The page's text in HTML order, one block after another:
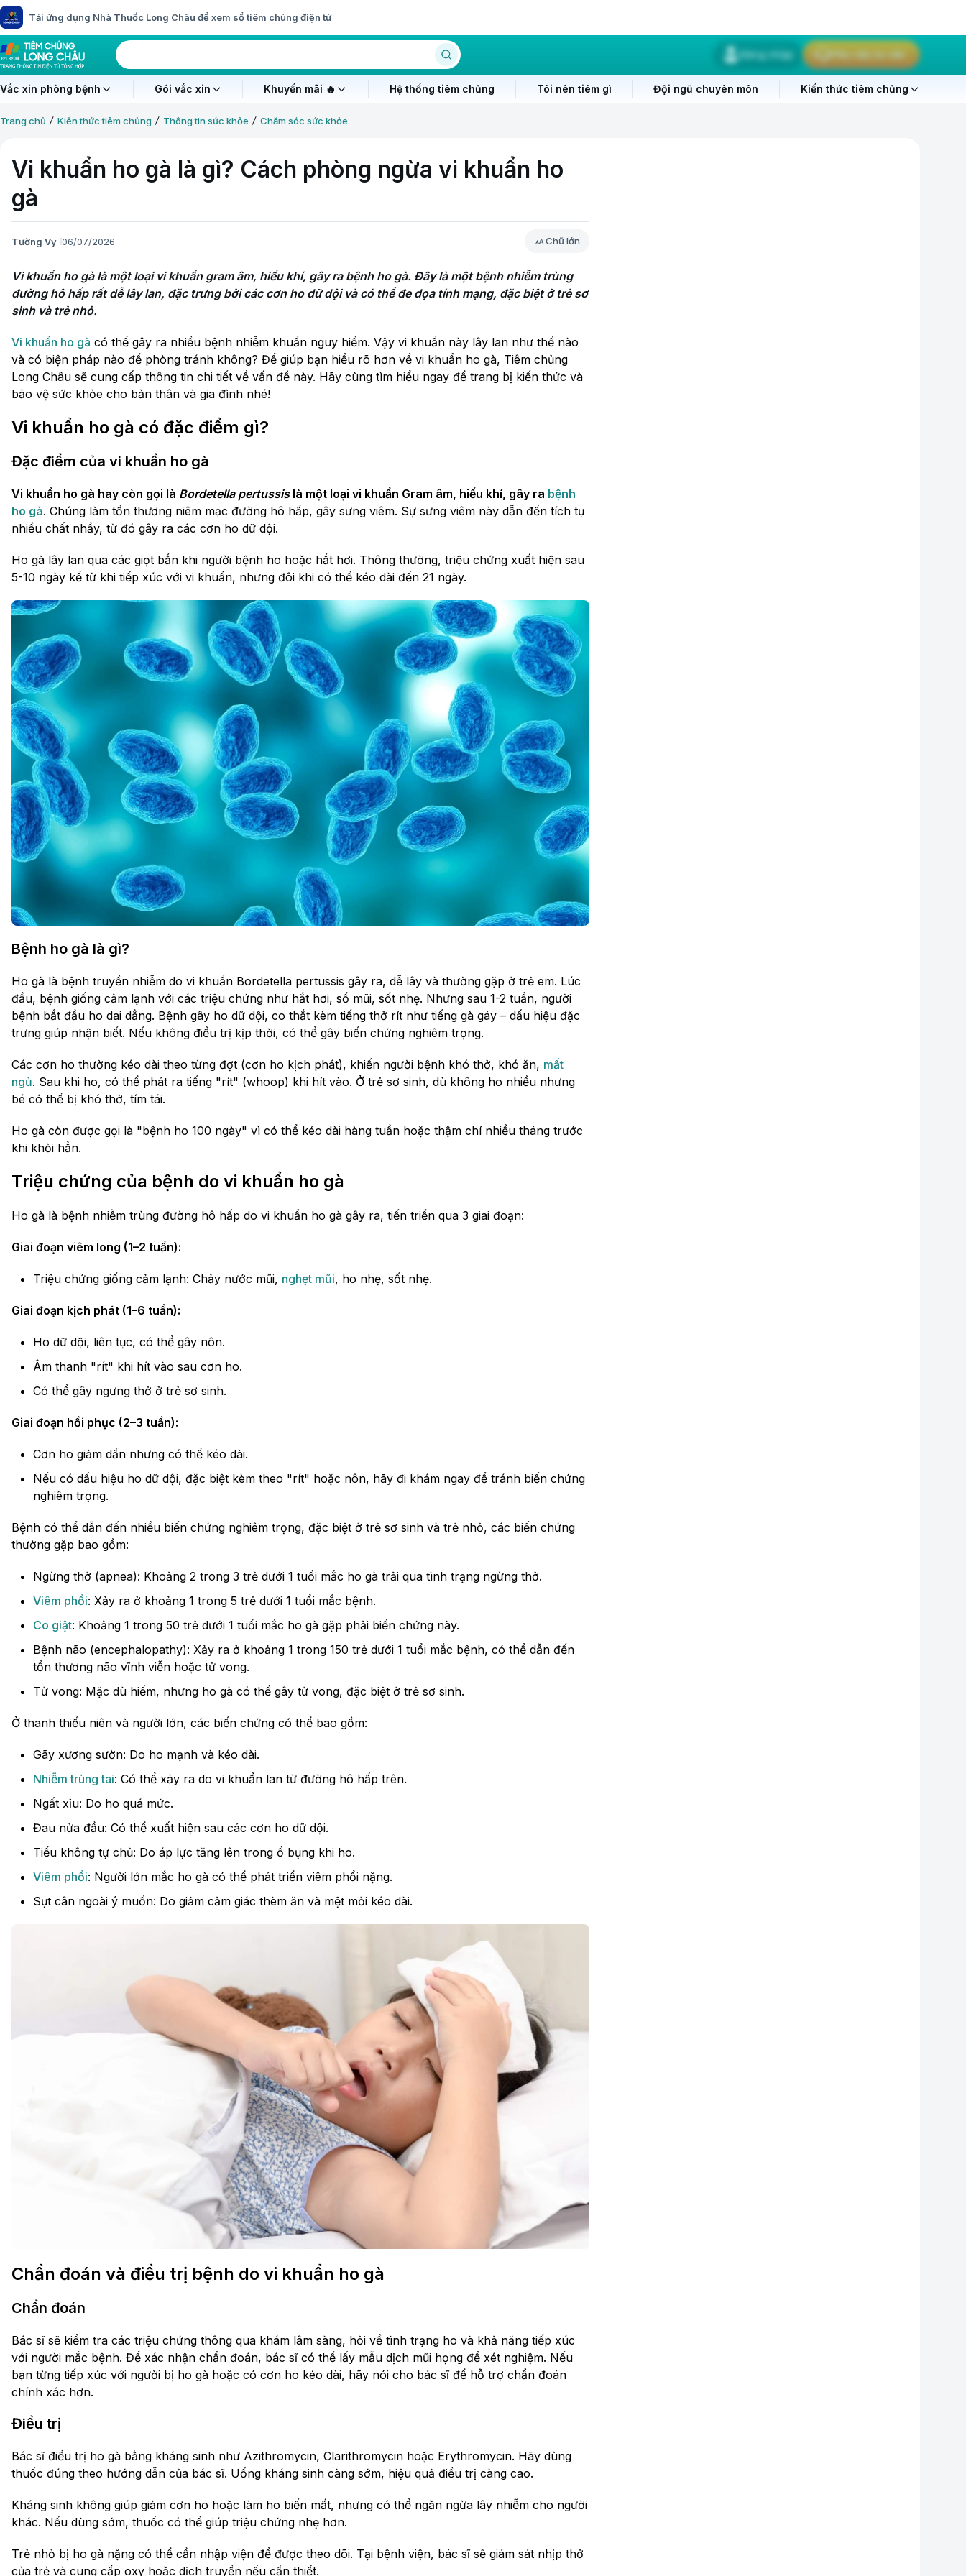
Tải ứng dụng Nhà Thuốc Long Châu để xem sổ tiêm chủng điện tử
Đăng nhập Yêu cầu tư vấn
Vắc xin phòng bệnh Gói vắc xin Khuyến mãi 🔥 Hệ thống tiêm chủng Tôi nên tiêm gì Đội ngũ chuyên môn Kiến thức tiêm chủng
Trang chủ Kiến thức tiêm chủng Thông tin sức khỏe Chăm sóc sức khỏe
Vi khuẩn ho gà là gì? Cách phòng ngừa vi khuẩn ho
gà
Tường Vy 06/07/2026 Chữ lớn
Vi khuẩn ho gà là một loại vi khuẩn gram âm, hiếu khí, gây ra bệnh ho gà. Đây là một bệnh nhiễm trùng
đường hô hấp rất dễ lây lan, đặc trưng bởi các cơn ho dữ dội và có thể đe dọa tính mạng, đặc biệt ở trẻ sơ
sinh và trẻ nhỏ.
Vi khuẩn ho gà có thể gây ra nhiều bệnh nhiễm khuẩn nguy hiểm. Vậy vi khuẩn này lây lan như thế nào
và có biện pháp nào để phòng tránh không? Để giúp bạn hiểu rõ hơn về vi khuẩn ho gà, Tiêm chủng
Long Châu sẽ cung cấp thông tin chi tiết về vấn đề này. Hãy cùng tìm hiểu ngay để trang bị kiến thức và
bảo vệ sức khỏe cho bản thân và gia đình nhé!
Vi khuẩn ho gà có đặc điểm gì?
Đặc điểm của vi khuẩn ho gà
Vi khuẩn ho gà hay còn gọi là Bordetella pertussislà một loại vi khuẩn Gram âm, hiếu khí, gây ra bệnh
ho gà. Chúng làm tổn thương niêm mạc đường hô hấp, gây sưng viêm. Sự sưng viêm này dẫn đến tích tụ
nhiều chất nhầy, từ đó gây ra các cơn ho dữ dội.
Ho gà lây lan qua các giọt bắn khi người bệnh ho hoặc hắt hơi. Thông thường, triệu chứng xuất hiện sau
5-10 ngày kể từ khi tiếp xúc với vi khuẩn, nhưng đôi khi có thể kéo dài đến 21 ngày.
Bệnh ho gà là gì?
Ho gà là bệnh truyền nhiễm do vi khuẩn Bordetella pertussis gây ra, dễ lây và thường gặp ở trẻ em. Lúc
đầu, bệnh giống cảm lạnh với các triệu chứng như hắt hơi, sổ mũi, sốt nhẹ. Nhưng sau 1-2 tuần, người
bệnh bắt đầu ho dai dẳng. Bệnh gây ho dữ dội, co thắt kèm tiếng thở rít như tiếng gà gáy – dấu hiệu đặc
trưng giúp nhận biết. Nếu không điều trị kịp thời, có thể gây biến chứng nghiêm trọng.
Các cơn ho thường kéo dài theo từng đợt (cơn ho kịch phát), khiến người bệnh khó thở, khó ăn, mất
ngủ. Sau khi ho, có thể phát ra tiếng "rít" (whoop) khi hít vào. Ở trẻ sơ sinh, dù không ho nhiều nhưng
bé có thể bị khó thở, tím tái.
Ho gà còn được gọi là "bệnh ho 100 ngày" vì có thể kéo dài hàng tuần hoặc thậm chí nhiều tháng trước
khi khỏi hẳn.
Triệu chứng của bệnh do vi khuẩn ho gà
Ho gà là bệnh nhiễm trùng đường hô hấp do vi khuẩn ho gà gây ra, tiến triển qua 3 giai đoạn:
Giai đoạn viêm long (1–2 tuần):
Triệu chứng giống cảm lạnh: Chảy nước mũi, nghẹt mũi, ho nhẹ, sốt nhẹ.
Giai đoạn kịch phát (1–6 tuần):
Ho dữ dội, liên tục, có thể gây nôn.
Âm thanh "rít" khi hít vào sau cơn ho.
Có thể gây ngưng thở ở trẻ sơ sinh.
Giai đoạn hồi phục (2–3 tuần):
Cơn ho giảm dần nhưng có thể kéo dài.
Nếu có dấu hiệu ho dữ dội, đặc biệt kèm theo "rít" hoặc nôn, hãy đi khám ngay để tránh biến chứng
nghiêm trọng.
Bệnh có thể dẫn đến nhiều biến chứng nghiêm trọng, đặc biệt ở trẻ sơ sinh và trẻ nhỏ, các biến chứng
thường gặp bao gồm:
Ngừng thở (apnea): Khoảng 2 trong 3 trẻ dưới 1 tuổi mắc ho gà trải qua tình trạng ngừng thở.
Viêm phổi: Xảy ra ở khoảng 1 trong 5 trẻ dưới 1 tuổi mắc bệnh.
Co giật: Khoảng 1 trong 50 trẻ dưới 1 tuổi mắc ho gà gặp phải biến chứng này.
Bệnh não (encephalopathy): Xảy ra ở khoảng 1 trong 150 trẻ dưới 1 tuổi mắc bệnh, có thể dẫn đến
tổn thương não vĩnh viễn hoặc tử vong.
Tử vong: Mặc dù hiếm, nhưng ho gà có thể gây tử vong, đặc biệt ở trẻ sơ sinh.
Ở thanh thiếu niên và người lớn, các biến chứng có thể bao gồm:
Gãy xương sườn: Do ho mạnh và kéo dài.
Nhiễm trùng tai: Có thể xảy ra do vi khuẩn lan từ đường hô hấp trên.
Ngất xỉu: Do ho quá mức.
Đau nửa đầu: Có thể xuất hiện sau các cơn ho dữ dội.
Tiểu không tự chủ: Do áp lực tăng lên trong ổ bụng khi ho.
Viêm phổi: Người lớn mắc ho gà có thể phát triển viêm phổi nặng.
Sụt cân ngoài ý muốn: Do giảm cảm giác thèm ăn và mệt mỏi kéo dài.
Chẩn đoán và điều trị bệnh do vi khuẩn ho gà
Chẩn đoán
Bác sĩ sẽ kiểm tra các triệu chứng thông qua khám lâm sàng, hỏi về tình trạng ho và khả năng tiếp xúc
với người mắc bệnh. Để xác nhận chẩn đoán, bác sĩ có thể lấy mẫu dịch mũi họng để xét nghiệm. Nếu
bạn từng tiếp xúc với người bị ho gà hoặc có cơn ho kéo dài, hãy nói cho bác sĩ để hỗ trợ chẩn đoán
chính xác hơn.
Điều trị
Bác sĩ điều trị ho gà bằng kháng sinh như Azithromycin, Clarithromycin hoặc Erythromycin. Hãy dùng
thuốc đúng theo hướng dẫn của bác sĩ. Uống kháng sinh càng sớm, hiệu quả điều trị càng cao.
Kháng sinh không giúp giảm cơn ho hoặc làm ho biến mất, nhưng có thể ngăn ngừa lây nhiễm cho người
khác. Nếu dùng sớm, thuốc có thể giúp triệu chứng nhẹ hơn.
Trẻ nhỏ bị ho gà nặng có thể cần nhập viện để được theo dõi. Tại bệnh viện, bác sĩ sẽ giám sát nhịp thở
của trẻ và cung cấp oxy hoặc dịch truyền nếu cần thiết.